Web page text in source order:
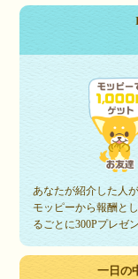
あなたが紹介した人
モッピーから報酬と
るごとに300Pプレゼン
一日の